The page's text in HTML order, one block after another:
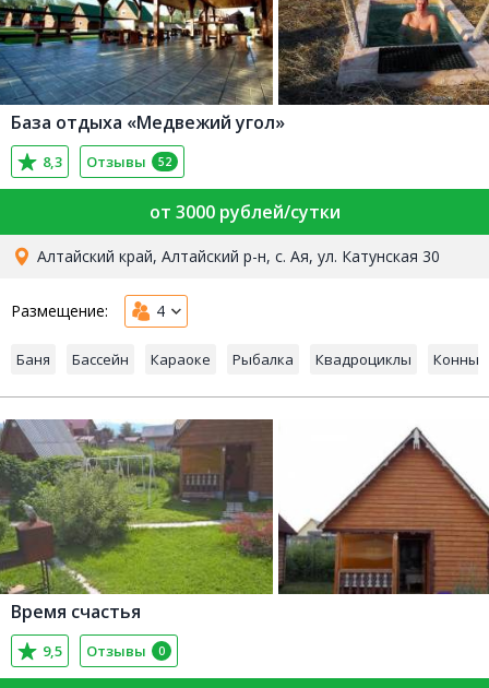
База отдыха «Медвежий угол»
8,3 Отзывы 52
от 3000 рублей/сутки
Алтайский край, Алтайский р-н, с. Ая, ул. Катунская 30
Размещение: 4
Баня Бассейн Караоке Рыбалка Квадроциклы Конные
Время счастья
9,5 Отзывы 0